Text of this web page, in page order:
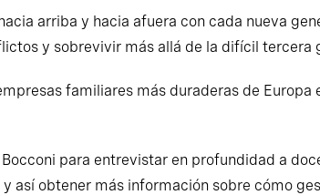
arriba y hacia afuera con cada nueva
y sobrevivir más allá de la difícil tercera
familiares más duraderas de
para entrevistar en profundidad a
así obtener más información sobre cómo